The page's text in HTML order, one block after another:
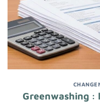
Greenwashing :